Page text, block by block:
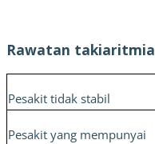
Rawatan takiaritmia
Pesakit tidak stabil
Pesakit yang mempunyai